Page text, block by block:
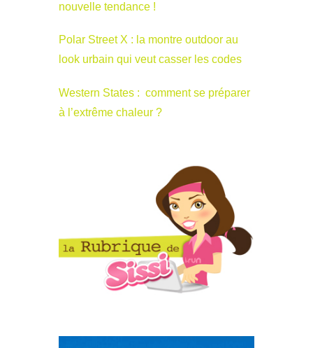
nouvelle tendance !
Polar Street X : la montre outdoor au
look urbain qui veut casser les codes
Western States : comment se préparer
à l’extrême chaleur ?